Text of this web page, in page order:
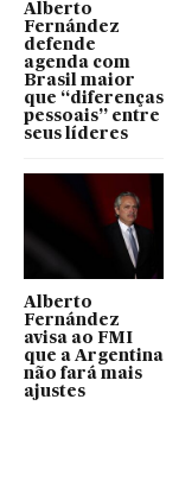
Alberto
Fernández
defende
agenda com
Brasil maior
que “diferenças
pessoais” entre
seus líderes
Alberto
Fernández
avisa ao FMI
que a Argentina
não fará mais
ajustes